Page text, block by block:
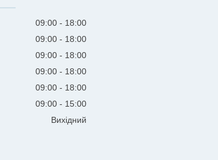
09:00
18:00
09:00
18:00
09:00
18:00
09:00
18:00
09:00
18:00
09:00
15:00
Вихідний